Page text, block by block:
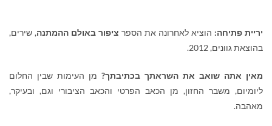
יריית פתיחה: הוציא לאחרונה את הספר ציפור באולם ההמתנה, שירים,
בהוצאת גוונים, 2012.
מאין אתה שואב את השראתך בכתיבתך? מן העימות שבין החלום
ליומיום, משבר החזון, מן הכאב הפרטי והכאב הציבורי וגם, ובעיקר,
מאהבה.